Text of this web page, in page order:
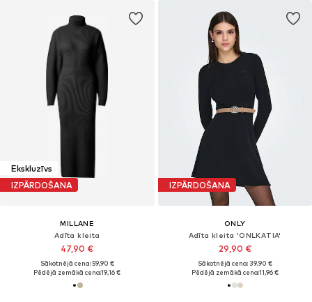
Ekskluzīvs
IZPĀRDOŠANA
MILLANE
Adīta kleita
47,90 €
Sākotnējā cena: 59,90 €
Pēdējā zemākā cena:19,16 €
IZPĀRDOŠANA
ONLY
Adīta kleita 'ONLKATIA'
29,90 €
Sākotnējā cena: 39,90 €
Pēdējā zemākā cena:11,96 €